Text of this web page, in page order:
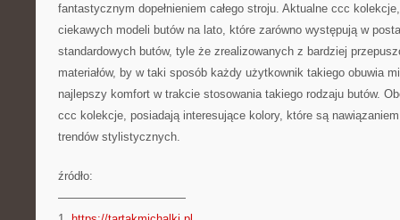
fantastycznym dopełnieniem całego stroju. Aktualne ccc
ciekawych modeli butów na lato, które zarówno występują w
standardowych butów, tyle że zrealizowanych z bardziej
materiałów, by w taki sposób każdy użytkownik takiego obuwia
najlepszy komfort w trakcie stosowania takiego rodzaju butów.
ccc kolekcje, posiadają interesujące kolory, które są
trendów stylistycznych.
źródło:
———————————